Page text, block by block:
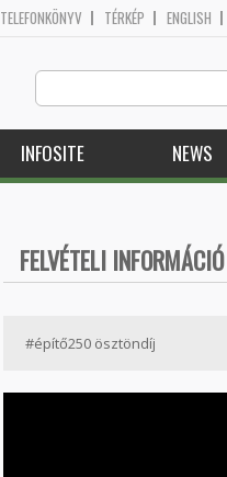
TELEFONKÖNYV TÉRKÉP ENGLISH
INFOSITE NEWS
FELVÉTELI INFORMÁCIÓ
#építő250 ösztöndíj